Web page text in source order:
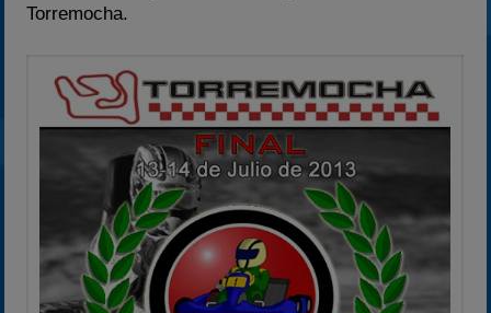
Torremocha.